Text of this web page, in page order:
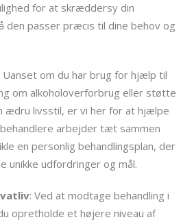
for at skræddersy din
den passer præcis til dine behov og
Uanset om du har brug for hjælp til
om alkoholoverforbrug eller støtte
ædru livsstil, er vi her for at hjælpe
arbejder tæt sammen
en personlig behandlingsplan, der
unikke udfordringer og mål.
: Ved at modtage behandling i
opretholde et højere niveau af